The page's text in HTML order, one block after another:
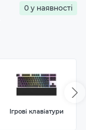
0 у наявності
Ігрові клавіатури